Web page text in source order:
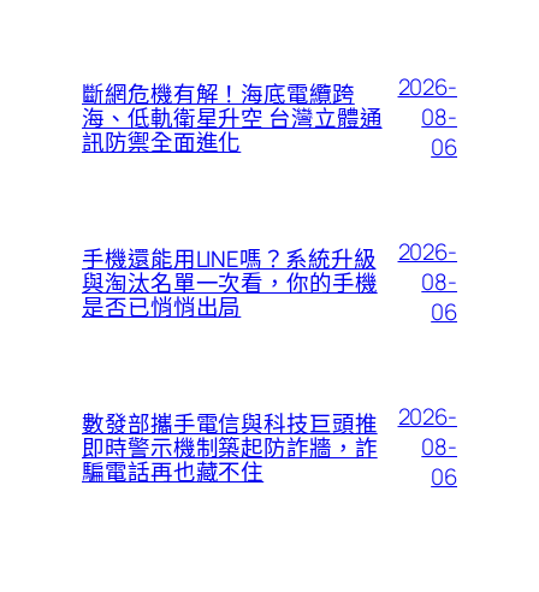
斷網危機有解！海底電纜跨
海、低軌衛星升空 台灣立體通
訊防禦全面進化
2026-
08-
06
手機還能用LINE嗎？系統升級
與淘汰名單一次看，你的手機
是否已悄悄出局
2026-
08-
06
數發部攜手電信與科技巨頭推
即時警示機制築起防詐牆，詐
騙電話再也藏不住
2026-
08-
06